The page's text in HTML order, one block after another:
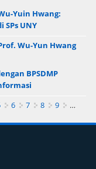
Yuin Hwang:
UNY
Wu-Yun Hwang
BPSDMP
6 7 8 9
…